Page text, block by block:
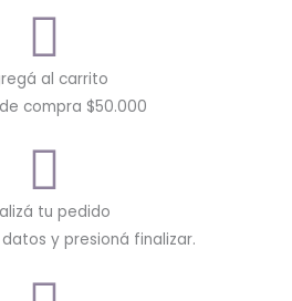
al carrito
compra $50.000
tu pedido
y presioná finalizar.